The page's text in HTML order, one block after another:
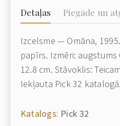
Detaļas Piegāde un
Izcelsme — Omāna,
papīrs. Izmēri:
12.8 cm. Stāvoklis:
Iekļauta Pick 32 katalogā.
Katalogs: Pick 32